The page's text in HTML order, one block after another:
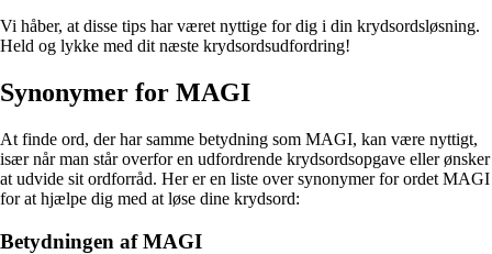
Vi håber, at disse tips har været nyttige for dig i din krydsordsløsning.
Held og lykke med dit næste krydsordsudfordring!
Synonymer for MAGI
At finde ord, der har samme betydning som MAGI, kan være nyttigt,
især når man står overfor en udfordrende krydsordsopgave eller ønsker
at udvide sit ordforråd. Her er en liste over synonymer for ordet MAGI
for at hjælpe dig med at løse dine krydsord:
Betydningen af MAGI